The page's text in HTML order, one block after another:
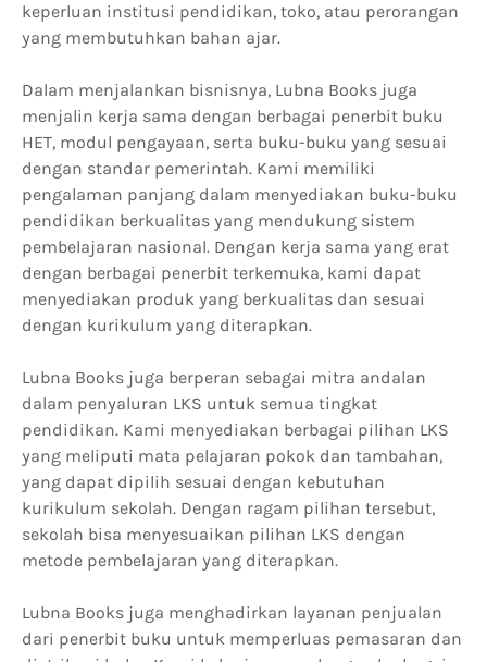
keperluan institusi pendidikan, toko, atau perorangan
yang membutuhkan bahan ajar.
Dalam menjalankan bisnisnya, Lubna Books juga
menjalin kerja sama dengan berbagai penerbit buku
HET, modul pengayaan, serta buku-buku yang sesuai
dengan standar pemerintah. Kami memiliki
pengalaman panjang dalam menyediakan buku-buku
pendidikan berkualitas yang mendukung sistem
pembelajaran nasional. Dengan kerja sama yang erat
dengan berbagai penerbit terkemuka, kami dapat
menyediakan produk yang berkualitas dan sesuai
dengan kurikulum yang diterapkan.
Lubna Books juga berperan sebagai mitra andalan
dalam penyaluran LKS untuk semua tingkat
pendidikan. Kami menyediakan berbagai pilihan LKS
yang meliputi mata pelajaran pokok dan tambahan,
yang dapat dipilih sesuai dengan kebutuhan
kurikulum sekolah. Dengan ragam pilihan tersebut,
sekolah bisa menyesuaikan pilihan LKS dengan
metode pembelajaran yang diterapkan.
Lubna Books juga menghadirkan layanan penjualan
dari penerbit buku untuk memperluas pemasaran dan